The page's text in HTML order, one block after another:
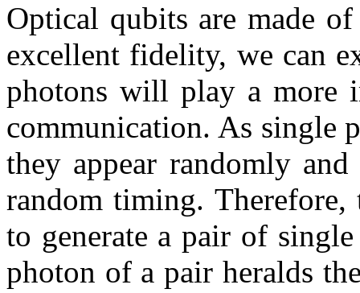
Optical qubits are made
excellent fidelity, we can
photons will play a more
communication. As single
they appear randomly
random timing.
to generate a pair of
photon of a pair heralds